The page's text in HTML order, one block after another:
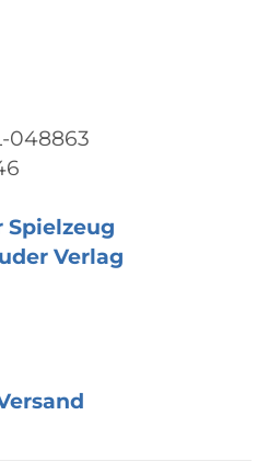
048863
Spielzeug
Verlag